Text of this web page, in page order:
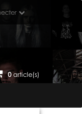
0article(s)